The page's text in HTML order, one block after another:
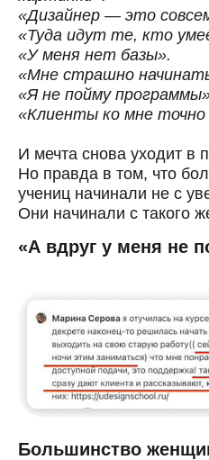
«Дизайнер — это
«Туда идут те, кто
«У меня нет базы».
«Мне страшно
«Я не пойму
«Клиенты ко мне точно
И мечта снова уходит в
Но правда в том, что
учениц начинали не с
Они начинали с такого
«А вдруг у меня не
Большинство